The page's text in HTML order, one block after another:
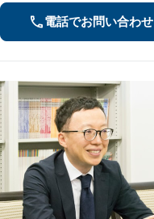
電話でお問い合わせ